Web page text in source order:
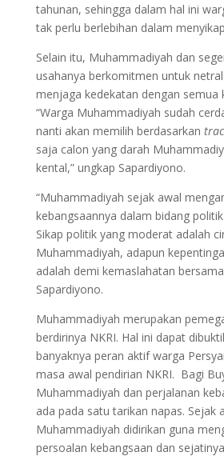
tahunan, sehingga dalam hal ini
tak perlu berlebihan dalam
Selain itu, Muhammadiyah dan
usahanya berkomitmen untuk
menjaga kedekatan dengan semua
“Warga Muhammadiyah sudah
nanti akan memilih berdasarkan
saja calon yang darah
kental,” ungkap Sapardiyono.
“Muhammadiyah sejak awal
kebangsaannya dalam bidang
Sikap politik yang moderat adalah
Muhammadiyah, adapun
adalah demi kemaslahatan
Sapardiyono.
Muhammadiyah merupakan
berdirinya NKRI. Hal ini dapat
banyaknya peran aktif warga
masa awal pendirian NKRI. Bagi
Muhammadiyah dan perjalanan
ada pada satu tarikan napas. Sejak
Muhammadiyah didirikan guna
persoalan kebangsaan dan